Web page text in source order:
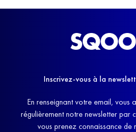
Inscrivez-vous à la
En renseignant votre email, vous
régulièrement notre newsletter par
vous prenez connaissance de